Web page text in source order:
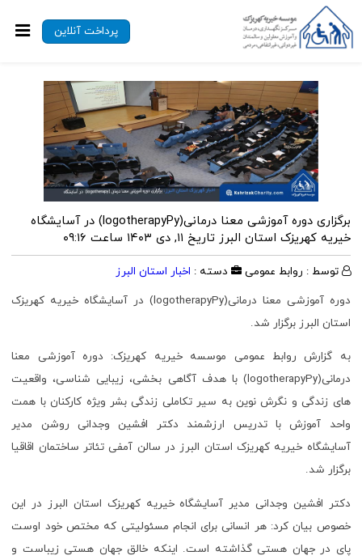
پرداخت آنلاین
برگزاری دوره آموزشی معنا درمانی(logotherapyPy) در آسایشگاه
خیریه کهریزک استان البرزتاریخ ۱۱, دی ۱۴۰۳ ساعت ۰۹:۱۶
توسط : روابط عمومی دسته : اخبار استان البرز
دوره آموزشی معنا درمانی(logotherapyPy) در آسایشگاه خیریه کهریزک
استان البرز برگزار شد.
به گزارش روابط عمومی موسسه خیریه کهریزک: دوره آموزشی معنا
درمانی(logotherapyPy) با هدف آگاهی بخشی، زیبایی شناسی، واقعیت
های زندگی و نگرش نوین به سیر تکاملی زندگی بشر ویژه کارکنان با همت
واحد آموزش با تدریس ارزشمند دکتر افشین وجدانی روشن مدیر
آسایشگاه خیریه کهریزک استان البرز در سالن آمفی تئاتر ساختمان اقاقیا
برگزار شد.
دکتر افشین وجدانی مدیر آسایشگاه خیریه کهریزک استان البرز در این
خصوص بیان کرد: هر انسانی برای انجام مسئولیتی که مختص خود اوست
پای در جهان هستی گذاشته است. اینکه خالق جهان هستی زیباست و